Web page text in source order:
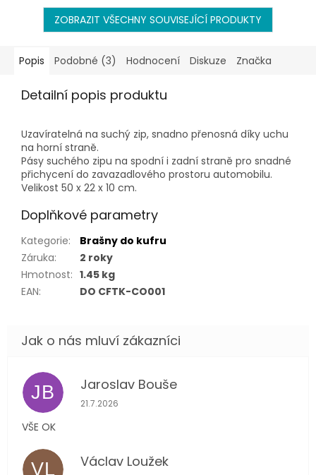
ZOBRAZIT VŠECHNY SOUVISEJÍCÍ PRODUKTY
Popis Podobné (3) Hodnocení Diskuze Značka
Detailní popis produktu
Uzavíratelná na suchý zip, snadno přenosná díky uchu
na horní straně.
Pásy suchého zipu na spodní i zadní straně pro snadné
přichycení do zavazadlového prostoru automobilu.
Velikost 50 x 22 x 10 cm.
Doplňkové parametry
Kategorie:
Brašny do kufru
Záruka:
2 roky
Hmotnost: 1.45 kg
EAN: DO CFTK-CO001
JB Jaroslav Bouše
Hodnocení obchodu je 5 z 5 hvězdiček.
21.7.2026
VŠE OK
VL Václav Loužek